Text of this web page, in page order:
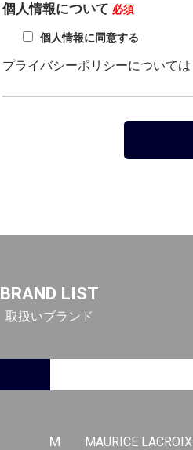
個人情報について 必須
個人情報に同意する
プライバシーポリシーについては
BRAND LIST
取扱いブランド
M MAURICE LACROIX